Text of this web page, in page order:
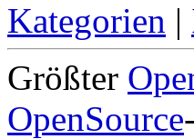
Kategorien |
Größter
OpenSource